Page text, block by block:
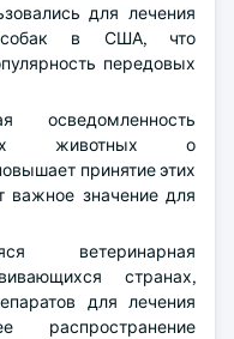
для лечения
собак в США, что
передовых
осведомленность
животных о
принятие этих
важное значение для
ветеринарная
странах,
для лечения